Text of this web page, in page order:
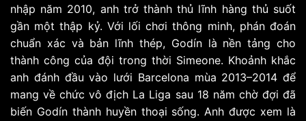
nhập năm 2010, anh trở thành thủ lĩnh hàng thủ suốt
gần một thập kỷ. Với lối chơi thông minh, phán đoán
chuẩn xác và bản lĩnh thép, Godín là nền tảng cho
thành công của đội trong thời Simeone. Khoảnh khắc
anh đánh đầu vào lưới Barcelona mùa 2013–2014 để
mang về chức vô địch La Liga sau 18 năm chờ đợi đã
biến Godín thành huyền thoại sống. Anh được xem là